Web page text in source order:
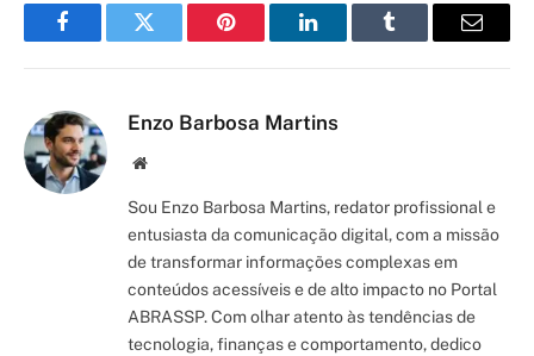
FacebookTwitter Pinterest LinkedInTumblr Email
Enzo Barbosa Martins
Site/Blog
Sou Enzo Barbosa Martins, redator profissional e
entusiasta da comunicação digital, com a missão
de transformar informações complexas em
conteúdos acessíveis e de alto impacto no Portal
ABRASSP. Com olhar atento às tendências de
tecnologia, finanças e comportamento, dedico